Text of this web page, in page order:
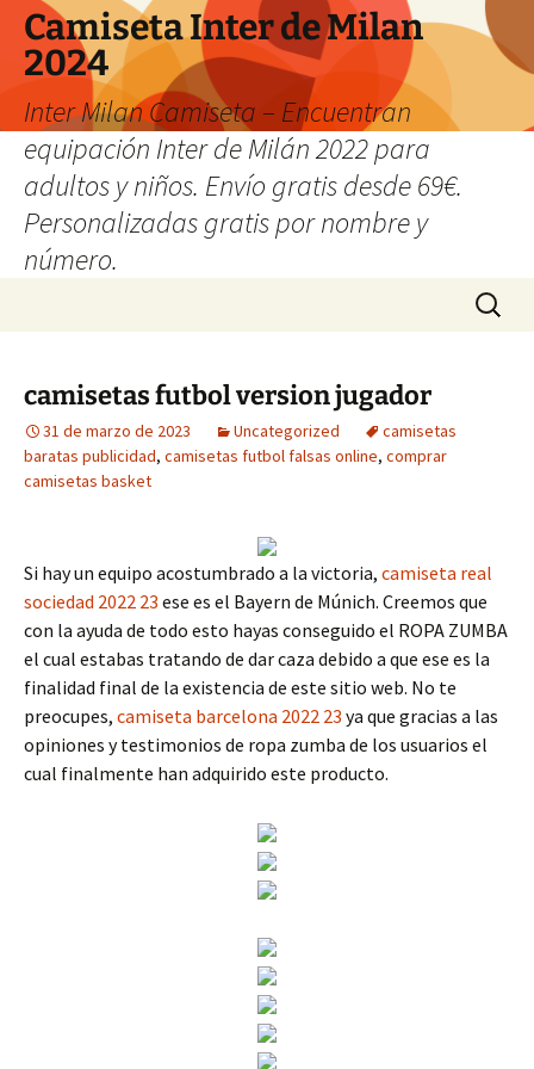
Camiseta Inter de Milan
2024
Inter Milan Camiseta – Encuentran
equipación Inter de Milán 2022 para
adultos y niños. Envío gratis desde 69€.
Personalizadas gratis por nombre y
número.
Buscar:
camisetas futbol version jugador
31 de marzo de 2023 Uncategorized
camisetas
baratas publicidad, camisetas futbol falsas online, comprar
camisetas basket
Si hay un equipo acostumbrado a la victoria, camiseta real
sociedad 2022 23 ese es el Bayern de Múnich. Creemos que
con la ayuda de todo esto hayas conseguido el ROPA ZUMBA
el cual estabas tratando de dar caza debido a que ese es la
finalidad final de la existencia de este sitio web. No te
preocupes, camiseta barcelona 2022 23 ya que gracias a las
opiniones y testimonios de ropa zumba de los usuarios el
cual finalmente han adquirido este producto.